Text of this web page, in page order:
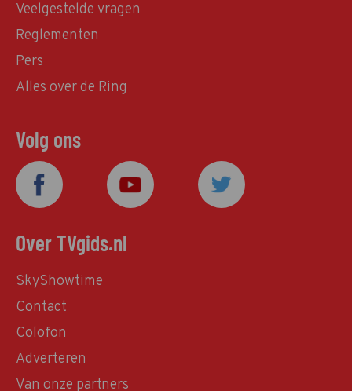
Veelgestelde vragen
Reglementen
Pers
Alles over de Ring
Volg ons
Over TVgids.nl
SkyShowtime
Contact
Colofon
Adverteren
Van onze partners